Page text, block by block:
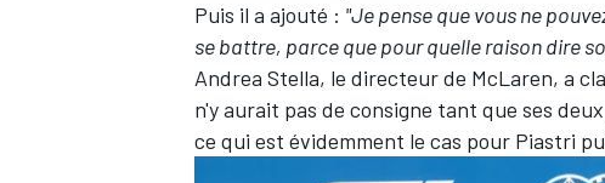
Puis il a ajouté : "Je pense que vous ne
se battre, parce que pour quelle raison dire
Andrea Stella, le directeur de McLaren, a
n'y aurait pas de consigne tant que ses
ce qui est évidemment le cas pour Piastri